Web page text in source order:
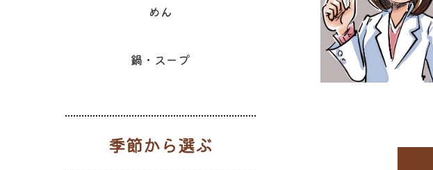
めん
鍋・スープ